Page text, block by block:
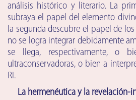
análisis histórico y literario. La
subraya el papel del elemento
la segunda descubre el papel de
no se logra integrar debidamente
se llega, respectivamente, o
ultraconservadoras, o bien a
RI.
La hermenéutica y la revelación-